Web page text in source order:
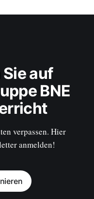
auf
BNE
verpassen. Hier
anmelden!